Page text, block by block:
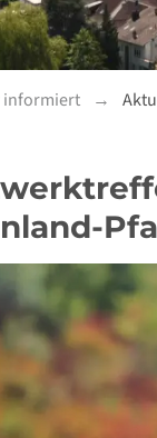
informiert